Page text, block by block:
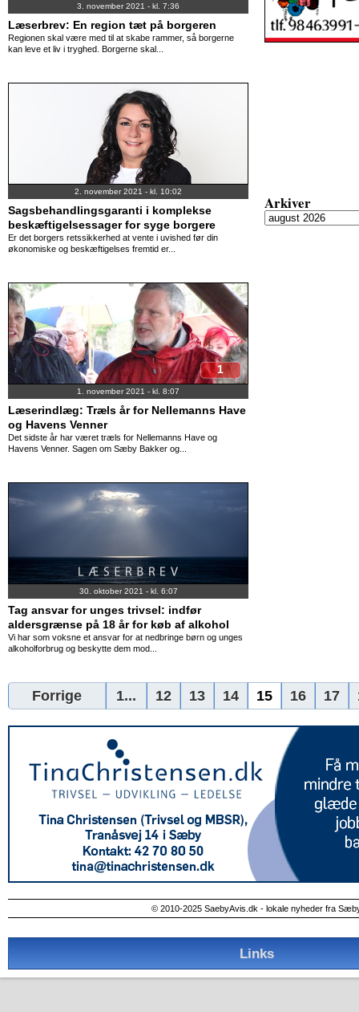
3. november 2021 - kl. 7:36
Læserbrev: En region tæt på borgeren
Regionen skal være med til at skabe rammer, så borgerne
kan leve et liv i tryghed. Borgerne skal...
2. november 2021 - kl. 10:02
Sagsbehandlingsgaranti i komplekse
beskæftigelsessager for syge borgere
Er det borgers retssikkerhed at vente i uvished før din
økonomiske og beskæftigelses fremtid er...
Arkiver
1. november 2021 - kl. 8:07
1
Læserindlæg: Træls år for Nellemanns Have
og Havens Venner
Det sidste år har været træls for Nellemanns Have og
Havens Venner. Sagen om Sæby Bakker og...
30. oktober 2021 - kl. 6:07
Tag ansvar for unges trivsel: indfør
aldersgrænse på 18 år for køb af alkohol
Vi har som voksne et ansvar for at nedbringe børn og unges
alkoholforbrug og beskytte dem mod...
Forrige 1... 12 13 14 15 16 17
© 2010-2025 SaebyAvis.dk - lokale nyheder fra
Links